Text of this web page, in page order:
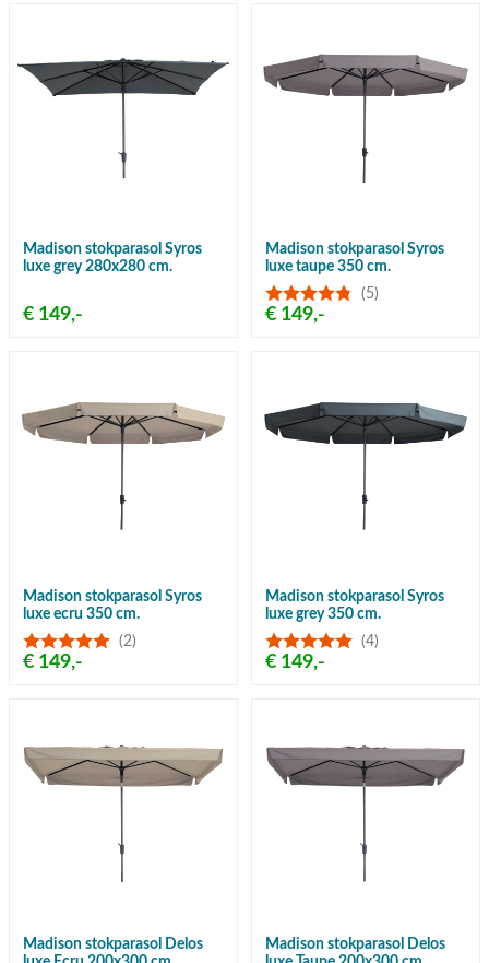
Madison stokparasol Syros
luxe grey 280x280 cm.
€ 149,-
Madison stokparasol Syros
luxe taupe 350 cm.
(5)
€ 149,-
Madison stokparasol Syros
luxe ecru 350 cm.
(2)
€ 149,-
Madison stokparasol Syros
luxe grey 350 cm.
(4)
€ 149,-
Madison stokparasol Delos
Madison stokparasol Delos